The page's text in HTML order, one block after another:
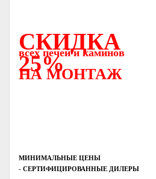
СКИДКА
всех печей и каминов
25%
НА МОНТАЖ
МИНИМАЛЬНЫЕ ЦЕНЫ
- СЕРТИФИЦИРОВАННЫЕ ДИЛЕРЫ